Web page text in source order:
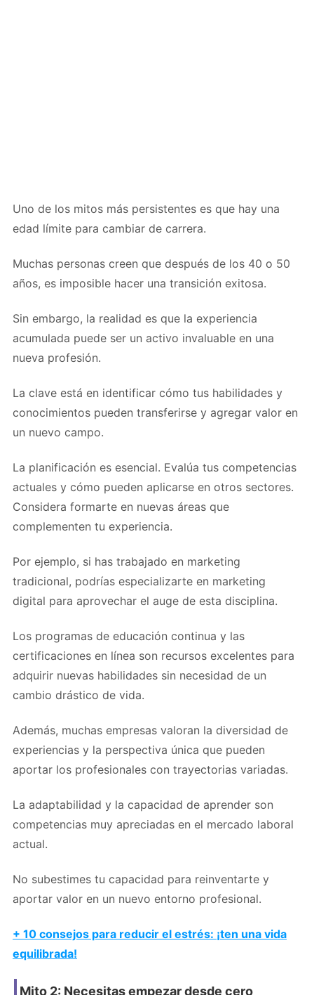
Uno de los mitos más persistentes es que hay una
edad límite para cambiar de carrera.
Muchas personas creen que después de los 40 o 50
años, es imposible hacer una transición exitosa.
Sin embargo, la realidad es que la experiencia
acumulada puede ser un activo invaluable en una
nueva profesión.
La clave está en identificar cómo tus habilidades y
conocimientos pueden transferirse y agregar valor en
un nuevo campo.
La planificación es esencial. Evalúa tus competencias
actuales y cómo pueden aplicarse en otros sectores.
Considera formarte en nuevas áreas que
complementen tu experiencia.
Por ejemplo, si has trabajado en marketing
tradicional, podrías especializarte en marketing
digital para aprovechar el auge de esta disciplina.
Los programas de educación continua y las
certificaciones en línea son recursos excelentes para
adquirir nuevas habilidades sin necesidad de un
cambio drástico de vida.
Además, muchas empresas valoran la diversidad de
experiencias y la perspectiva única que pueden
aportar los profesionales con trayectorias variadas.
La adaptabilidad y la capacidad de aprender son
competencias muy apreciadas en el mercado laboral
actual.
No subestimes tu capacidad para reinventarte y
aportar valor en un nuevo entorno profesional.
+ 10 consejos para reducir el estrés: ¡ten una vida
equilibrada!
Mito 2: Necesitas empezar desde cero